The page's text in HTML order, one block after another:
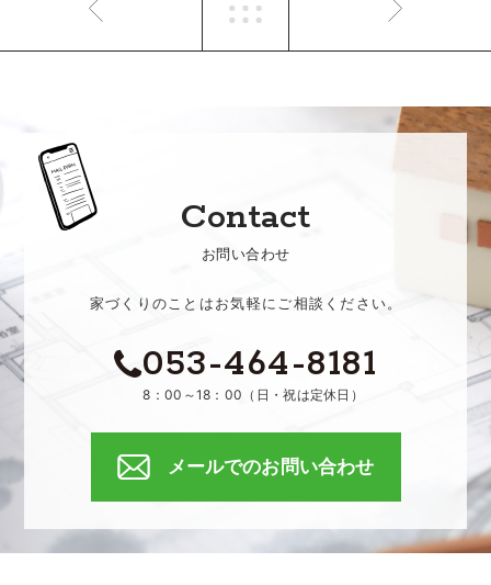
Contact
お問い合わせ
家づくりのことはお気軽にご相談ください。
053-464-8181
8：00～18：00（日・祝は定休日）
メールでのお問い合わせ